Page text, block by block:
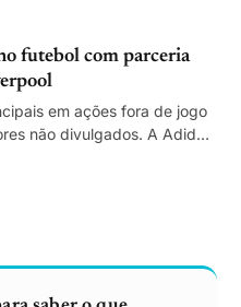
futebol com parceria
em ações fora de jogo
não divulgados. A Adidas
em €70 milhões/ano.